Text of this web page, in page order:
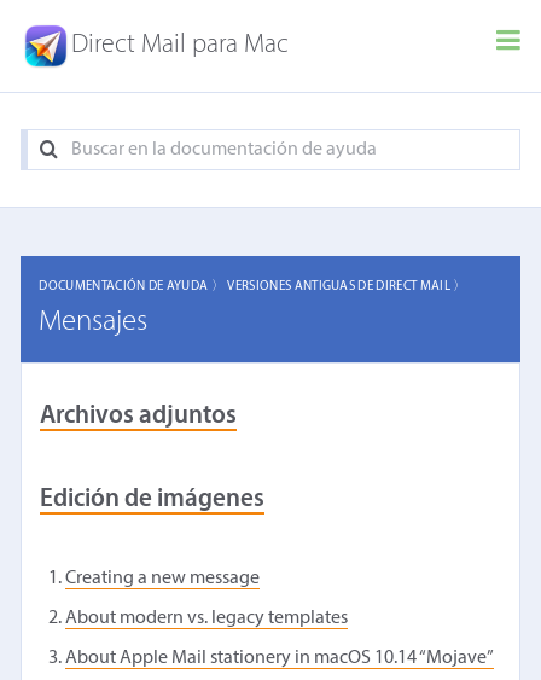
Direct Mail para Mac
DOCUMENTACIÓN DE AYUDA 〉 VERSIONES ANTIGUAS DE DIRECT MAIL 〉
Mensajes
Archivos adjuntos
Edición de imágenes
Creating a new message
About modern vs. legacy templates
About Apple Mail stationery in macOS 10.14 “Mojave”